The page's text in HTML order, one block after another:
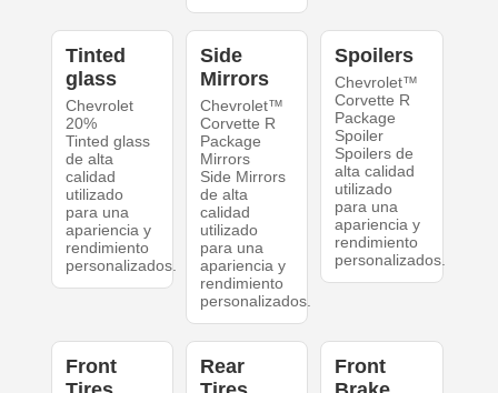
Tinted
glass
Chevrolet
20%
Tinted glass
de alta
calidad
utilizado
para una
apariencia y
rendimiento
personalizados.
Side
Mirrors
Chevrolet™
Corvette R
Package
Mirrors
Side Mirrors
de alta
calidad
utilizado
para una
apariencia y
rendimiento
personalizados.
Spoilers
Chevrolet™
Corvette R
Package
Spoiler
Spoilers de
alta calidad
utilizado
para una
apariencia y
rendimiento
personalizados.
Front
Rear
Front